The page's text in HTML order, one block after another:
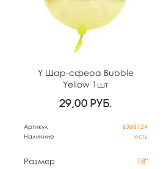
Y Шар-сфера Bubble
Yellow 1шт
29,00 руб.
Артикул
6068134
Наличиие
есть
Размер 18"